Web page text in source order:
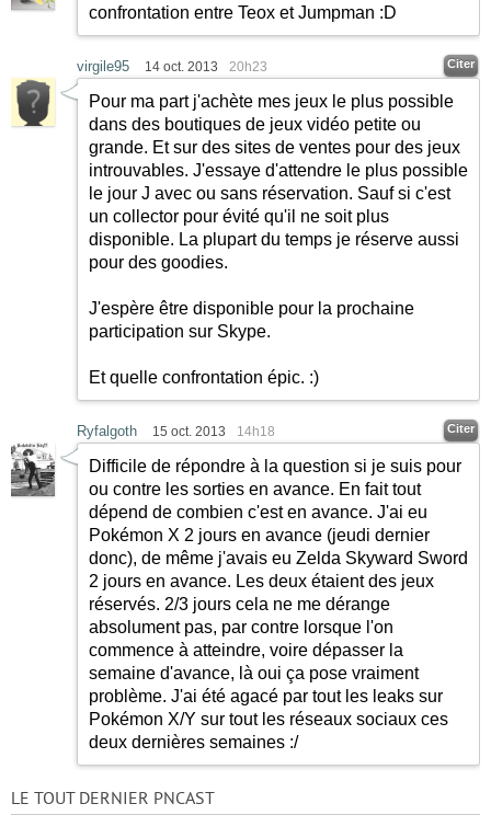
confrontation entre Teox et Jumpman :D
virgile95 14 oct. 2013 20h23 Citer
Pour ma part j'achète mes jeux le plus possible
dans des boutiques de jeux vidéo petite ou
grande. Et sur des sites de ventes pour des jeux
introuvables. J'essaye d'attendre le plus possible
le jour J avec ou sans réservation. Sauf si c'est
un collector pour évité qu'il ne soit plus
disponible. La plupart du temps je réserve aussi
pour des goodies.
J'espère être disponible pour la prochaine
participation sur Skype.
Et quelle confrontation épic. :)
Ryfalgoth 15 oct. 2013 14h18 Citer
Difficile de répondre à la question si je suis pour
ou contre les sorties en avance. En fait tout
dépend de combien c'est en avance. J'ai eu
Pokémon X 2 jours en avance (jeudi dernier
donc), de même j'avais eu Zelda Skyward Sword
2 jours en avance. Les deux étaient des jeux
réservés. 2/3 jours cela ne me dérange
absolument pas, par contre lorsque l'on
commence à atteindre, voire dépasser la
semaine d'avance, là oui ça pose vraiment
problème. J'ai été agacé par tout les leaks sur
Pokémon X/Y sur tout les réseaux sociaux ces
deux dernières semaines :/
LE TOUT DERNIER PNCAST